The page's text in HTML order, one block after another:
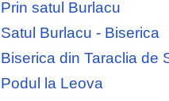
Prin satul Burlacu
Satul Burlacu - Biserica
Biserica din Taraclia de
Podul la Leova